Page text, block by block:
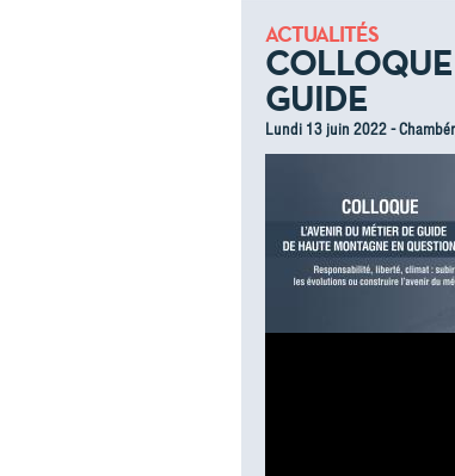
ACTUALITÉS
COLLOQUE
GUIDE
Lundi 13 juin 2022 -